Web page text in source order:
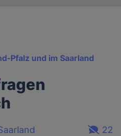
Pfalz und im Saarland
22